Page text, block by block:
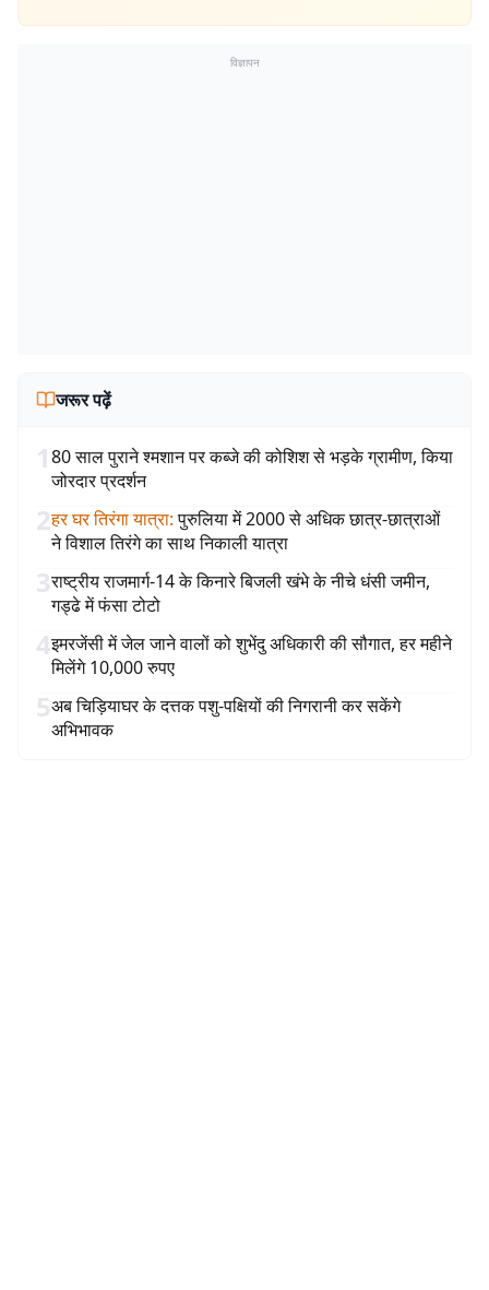
विज्ञापन
जरूर पढ़ें
180 साल पुराने श्मशान पर कब्जे की कोशिश से भड़के ग्रामीण, किया
जोरदार प्रदर्शन
2हर घर तिरंगा यात्रा: पुरुलिया में 2000 से अधिक छात्र-छात्राओं
ने विशाल तिरंगे का साथ निकाली यात्रा
3राष्ट्रीय राजमार्ग-14 के किनारे बिजली खंभे के नीचे धंसी जमीन,
गड्ढे में फंसा टोटो
4इमरजेंसी में जेल जाने वालों को शुभेंदु अधिकारी की सौगात, हर महीने
मिलेंगे 10,000 रुपए
5अब चिड़ियाघर के दत्तक पशु-पक्षियों की निगरानी कर सकेंगे
अभिभावक